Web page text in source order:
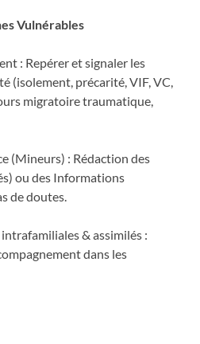
Vulnérables
: Repérer et signaler les
(isolement, précarité, VIF, VC,
migratoire traumatique,
(Mineurs) : Rédaction des
ou des Informations
de doutes.
& assimilés :
dans les